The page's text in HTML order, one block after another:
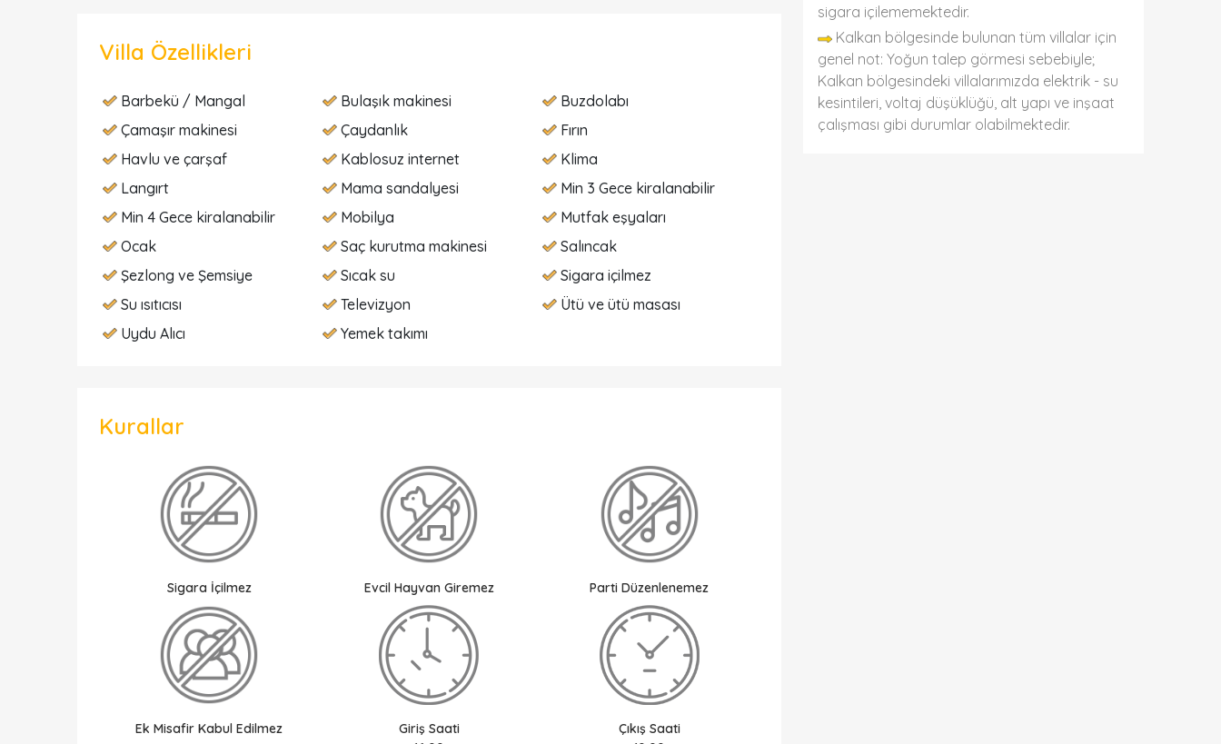
Villa Özellikleri
Barbekü / Mangal Bulaşık makinesi
Buzdolabı
Çamaşır makinesi
Çaydanlık
Fırın
Havlu ve çarşaf
Kablosuz internet
Klima
Langırt
Mama sandalyesi
Min 3 Gece kiralanabilir
Min 4 Gece kiralanabilir
Mobilya
Mutfak eşyaları
Ocak
Saç kurutma makinesi
Salıncak
Şezlong ve Şemsiye
Sıcak su
Sigara içilmez
Su ısıtıcısı
Televizyon
Ütü ve ütü masası
Uydu Alıcı
Yemek takımı
Kurallar
Sigara İçilmez Evcil Hayvan Giremez Parti Düzenlenemez
Ek Misafir Kabul Edilmez
Giriş Saati
Çıkış Saati
sigara içilememektedir.
Kalkan bölgesinde bulunan tüm villalar için
genel not: Yoğun talep görmesi sebebiyle;
Kalkan bölgesindeki villalarımızda elektrik - su
kesintileri, voltaj düşüklüğü, alt yapı ve inşaat
çalışması gibi durumlar olabilmektedir.